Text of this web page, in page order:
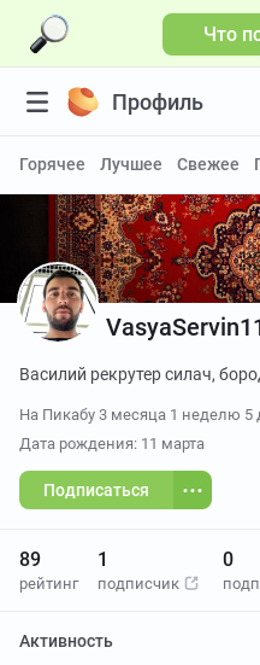
Что
Профиль
Горячее Лучшее Свежее
Василий рекрутер силач,
На Пикабу 3 месяца 1 неделю 5
Дата рождения: 11 марта
Подписаться
89
рейтинг
1
подписчик
0
Активность